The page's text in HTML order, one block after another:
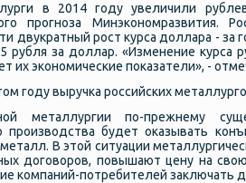
в 2014 году увеличили
прогноза Минэкономразвития.
двукратный рост курса доллара - за
рубля за доллар. «Изменение курса
их экономические показатели», -
году выручка российских
металлургии по-прежнему
производства будет оказывать
В этой ситуации
договоров, повышают цену на
компаний-потребителей заключать